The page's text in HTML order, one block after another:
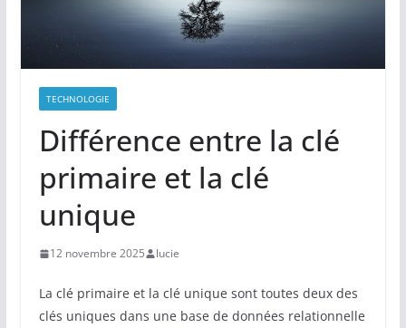
TECHNOLOGIE
Différence entre la clé
primaire et la clé
unique
12 novembre 2025 lucie
La clé primaire et la clé unique sont toutes deux des
clés uniques dans une base de données relationnelle